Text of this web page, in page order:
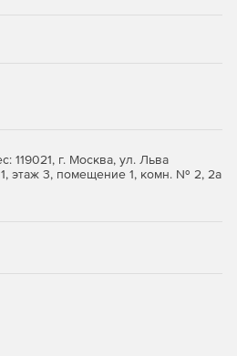
119021, г. Москва, ул. Льва
этаж 3, помещение 1, комн. № 2, 2а